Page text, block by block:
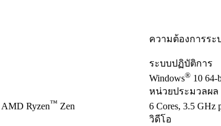
Ryzen™ Zen
ความต้องการร
ระบบปฏิบัติการ
Windows® 10 64-
หน่วยประมวลผล
6 Cores, 3.5 GHz
วิดีโอ